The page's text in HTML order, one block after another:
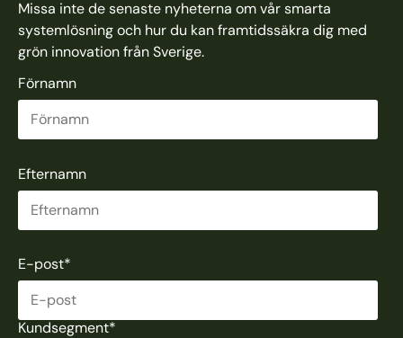
Missa inte de senaste nyheterna om vår smarta
systemlösning och hur du kan framtidssäkra dig med
grön innovation från Sverige.
Förnamn
Efternamn
E-post*
Kundsegment*